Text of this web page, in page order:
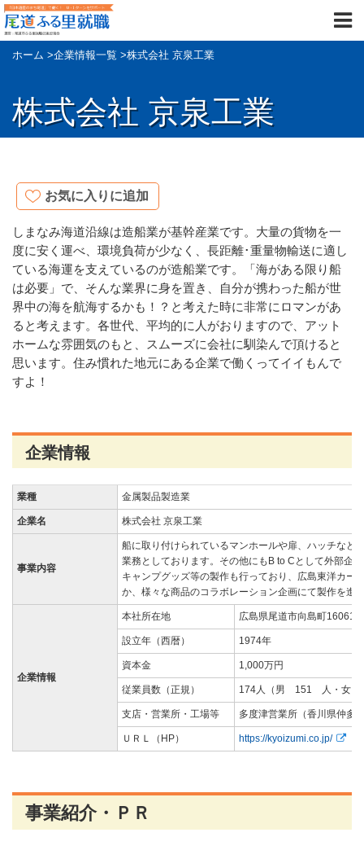
ホーム >企業情報一覧 >株式会社 京泉工業
株式会社 京泉工業
お気に入りに追加
しまなみ海道沿線は造船業が基幹産業です。大量の貨物を一
度に安く運べ、環境負荷が少なく、長距離･重量物輸送に適し
ている海運を支えているのが造船業です。「海がある限り船
は必要」で、そんな業界に身を置き、自分が携わった船が世
界中の海を航海するかも！？と考えた時に非常にロマンがあ
ると考えます。各世代、平均的に人がおりますので、アット
ホームな雰囲気のもと、スムーズに会社に馴染んで頂けると
思います。住み慣れた地元にある企業で働くってイイもんで
すよ！
企業情報
業種 金属製品製造業
企業名 株式会社 京泉工業
事業内容
船に取り付けられているマンホールや扉、ハッチなど
業務としております。その他にもB to Cとして外部企
キャンプグッズ等の製作も行っており、広島東洋カー
か、様々な商品のコラボレーション企画にて製作を進
企業情報
本社所在地 広島県尾道市向島町16061-
設立年（西暦） 1974年
資本金 1,000万円
従業員数（正規） 174人（男 151 人・女
支店・営業所・工場等 多度津営業所（香川県仲多
ＵＲＬ（HP） https://kyoizumi.co.jp/
事業紹介・ＰＲ